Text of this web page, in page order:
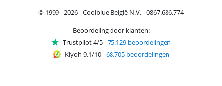
© 1999 - 2026 - Coolblue België N.V. - 0867.686.774
Beoordeling door klanten:
Trustpilot 4/5-75.129 beoordelingen
Kiyoh 9.1/10-68.705 beoordelingen